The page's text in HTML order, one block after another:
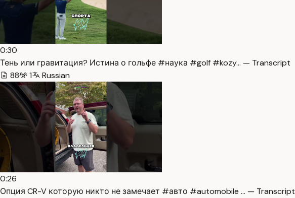
0:30
Тень или гравитация? Истина о гольфе #наука #golf #kozy… — Transcript
88
1 Russian
0:26
Опция CR-V которую никто не замечает #авто #automobile … — Transcript